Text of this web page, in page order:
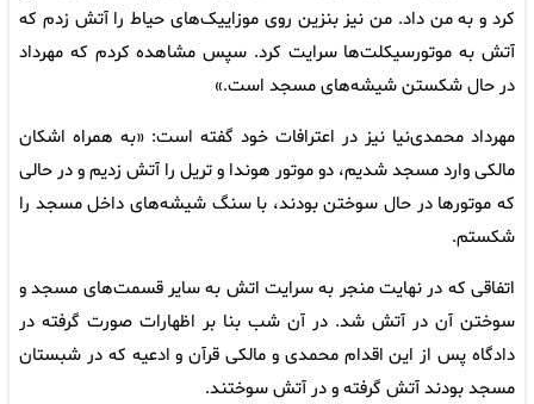
کرد و به من داد. من نیز بنزین روی موزاییک‌های حیاط را آتش زدم که
آتش به موتورسیکلت‌ها سرایت کرد. سپس مشاهده کردم که مهرداد
در حال شکستن شیشه‌های مسجد است.»
مهرداد محمدی‌نیا نیز در اعترافات خود گفته است: «به همراه اشکان
مالکی وارد مسجد شدیم، دو موتور هوندا و تریل را آتش زدیم و در حالی
که موتورها در حال سوختن بودند، با سنگ شیشه‌های داخل مسجد را
شکستم.
اتفاقی که در نهایت منجر به سرایت اتش به سایر قسمت‌های مسجد و
سوختن آن در آتش شد. در آن شب بنا بر اظهارات صورت گرفته در
دادگاه پس از این اقدام محمدی و مالکی قرآن و ادعیه که در شبستان
مسجد بودند آتش گرفته و در آتش سوختند.